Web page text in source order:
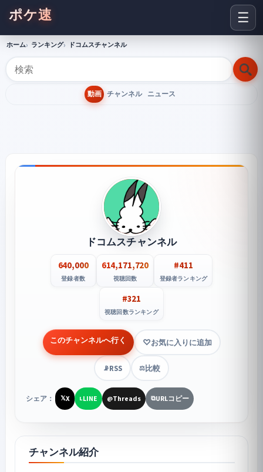
☰
ポケ速
ホーム ランキング ドコムスチャンネル
動画 チャンネル ニュース
ドコムスチャンネル
640,000
登録者数
614,171,720
視聴回数
#411
登録者ランキング
#321
視聴回数ランキング
このチャンネルへ行く お気に入りに追加
📡RSS ⚖️比較
シェア： 𝕏X LLINE @Threads ⧉URLコピー
チャンネル紹介